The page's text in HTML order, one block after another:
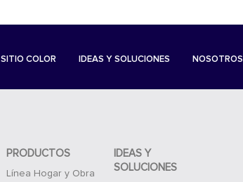
SITIO COLOR IDEAS Y SOLUCIONES NOSOTROS
PRODUCTOS
Línea Hogar y Obra
IDEAS Y
SOLUCIONES